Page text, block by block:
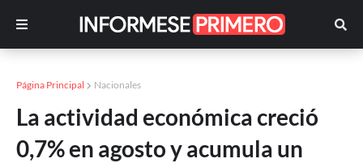
Página Principal Nacionales
La actividad económica creció
0,7% en agosto y acumula un